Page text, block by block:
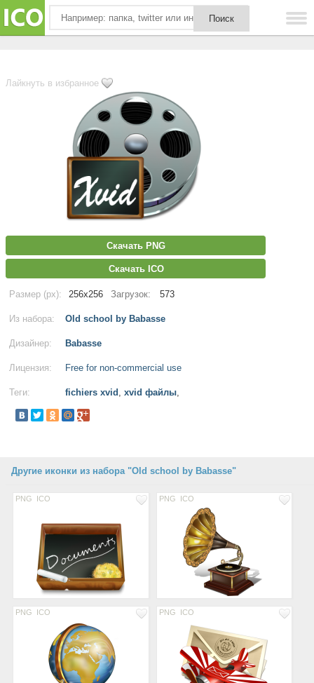
Лайкнуть в избранное
Скачать PNG
Скачать ICO
Размер (px): 256x256 Загрузок: 573
Из набора: Old school by Babasse
Дизайнер: Babasse
Лицензия: Free for non-commercial use
Теги: fichiers xvid , xvid файлы,
Другие иконки из набора "Old school by Babasse"
PNG ICO PNG ICO
PNG ICO PNG ICO